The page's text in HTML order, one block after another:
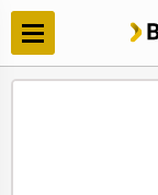
Meteen
naar de
content